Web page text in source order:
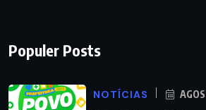
Populer Posts
NOTÍCIAS